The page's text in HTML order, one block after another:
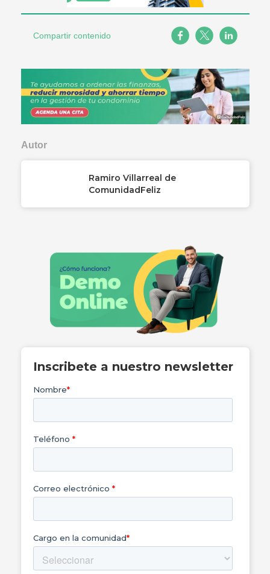
Compartir contenido
Autor
Ramiro Villarreal de
ComunidadFeliz
Inscribete a nuestro newsletter